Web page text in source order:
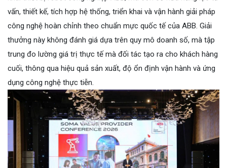
vấn, thiết kế, tích hợp hệ thống, triển khai và vận hành giải pháp
công nghệ hoàn chỉnh theo chuẩn mực quốc tế của ABB. Giải
thưởng này không đánh giá dựa trên quy mô doanh số, mà tập
trung đo lường giá trị thực tế mà đối tác tạo ra cho khách hàng
cuối, thông qua hiệu quả sản xuất, độ ổn định vận hành và ứng
dụng công nghệ thực tiễn.